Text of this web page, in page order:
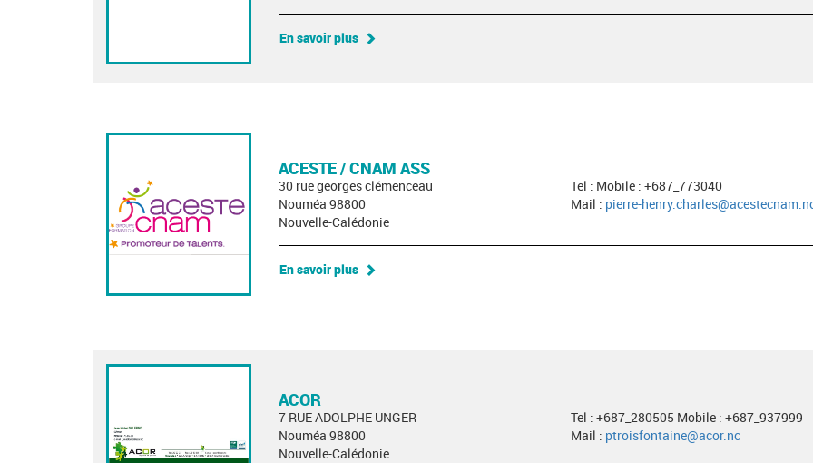
En savoir plus
ACESTE / CNAM ASS
30 rue georges clémenceau
Nouméa 98800
Nouvelle-Calédonie
Tel : Mobile : +687_773040
Mail : pierre-
En savoir plus
ACOR
7 RUE ADOLPHE UNGER
Nouméa 98800
Nouvelle-Calédonie
Tel : +687_280505 Mobile : +687_937999
Mail : ptroisfontaine@acor.nc